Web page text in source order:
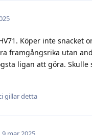
Köper inte snacket
framgångsrika utan
ligan att göra. Skulle
gillar detta